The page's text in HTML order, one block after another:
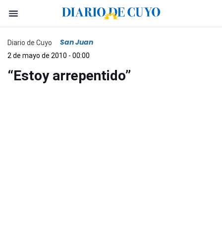
Diario de Cuyo San Juan
2 de mayo de 2010 - 00:00
“Estoy arrepentido”